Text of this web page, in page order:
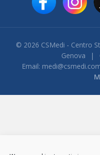
© 2026 CSMedi - Centro
Genova
|
Email: